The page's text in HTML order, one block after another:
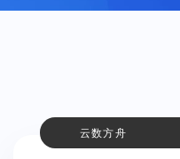
云数方舟